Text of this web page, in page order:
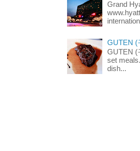
Grand
GUTEN (
GUTEN (
set
dish...